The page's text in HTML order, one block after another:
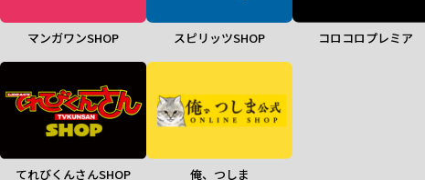
マンガワンSHOP スピリッツSHOP コロコロプレミア
てれびくんさんSHOP 俺、つしま